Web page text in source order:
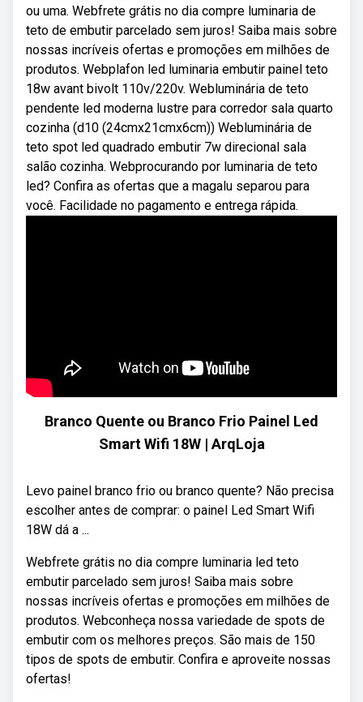
ou uma. Webfrete grátis no dia compre luminaria de
teto de embutir parcelado sem juros! Saiba mais sobre
nossas incríveis ofertas e promoções em milhões de
produtos. Webplafon led luminaria embutir painel teto
18w avant bivolt 110v/220v. Webluminária de teto
pendente led moderna lustre para corredor sala quarto
cozinha (d10 (24cmx21cmx6cm)) Webluminária de
teto spot led quadrado embutir 7w direcional sala
salão cozinha. Webprocurando por luminaria de teto
led? Confira as ofertas que a magalu separou para
você. Facilidade no pagamento e entrega rápida.
Branco Quente ou Branco Frio Painel Led
Smart Wifi 18W | ArqLoja
Levo painel branco frio ou branco quente? Não precisa
escolher antes de comprar: o painel Led Smart Wifi
18W dá a ...
Webfrete grátis no dia compre luminaria led teto
embutir parcelado sem juros! Saiba mais sobre
nossas incríveis ofertas e promoções em milhões de
produtos. Webconheça nossa variedade de spots de
embutir com os melhores preços. São mais de 150
tipos de spots de embutir. Confira e aproveite nossas
ofertas!